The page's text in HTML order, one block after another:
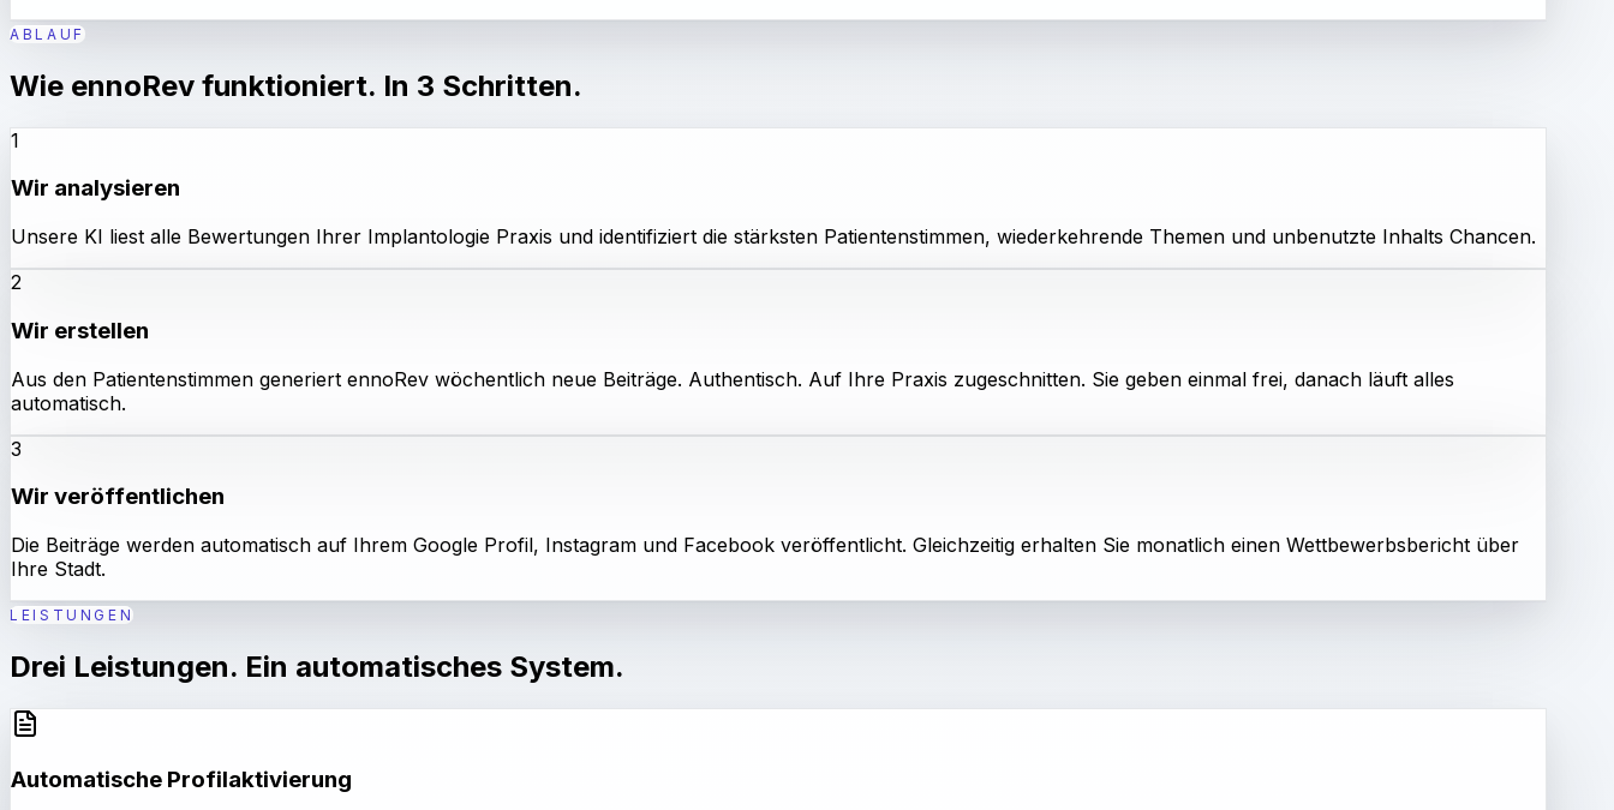
ABLAUF
Wie ennoRev funktioniert. In 3 Schritten.
1
Wir analysieren
Unsere KI liest alle Bewertungen Ihrer Implantologie Praxis und identifiziert die stärksten Patientenstimmen, wiederkehrende Themen und unbenutzte Inhalts Chancen.
2
Wir erstellen
Aus den Patientenstimmen generiert ennoRev wöchentlich neue Beiträge. Authentisch. Auf Ihre Praxis zugeschnitten. Sie geben einmal frei, danach läuft alles
automatisch.
3
Wir veröffentlichen
Die Beiträge werden automatisch auf Ihrem Google Profil, Instagram und Facebook veröffentlicht. Gleichzeitig erhalten Sie monatlich einen Wettbewerbsbericht über
Ihre Stadt.
LEISTUNGEN
Drei Leistungen. Ein automatisches System.
Automatische Profilaktivierung